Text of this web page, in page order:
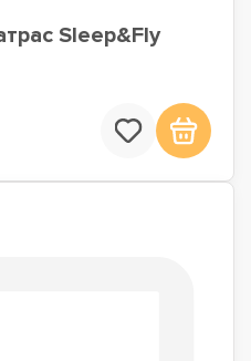
Sleep&Fly